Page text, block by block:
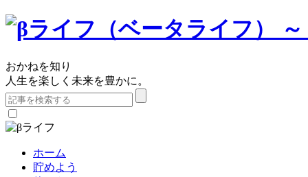
おかねを知り
人生を楽しく未来を豊かに。
ホーム
貯めよう